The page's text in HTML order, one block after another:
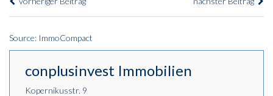
Impressum
Source: ImmoCompact
conplusinvest Immobilien
Kopernikusstr. 9